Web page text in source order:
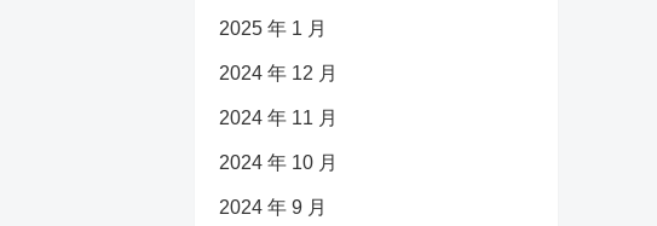
2025 年 1 月
2024 年 12 月
2024 年 11 月
2024 年 10 月
2024 年 9 月